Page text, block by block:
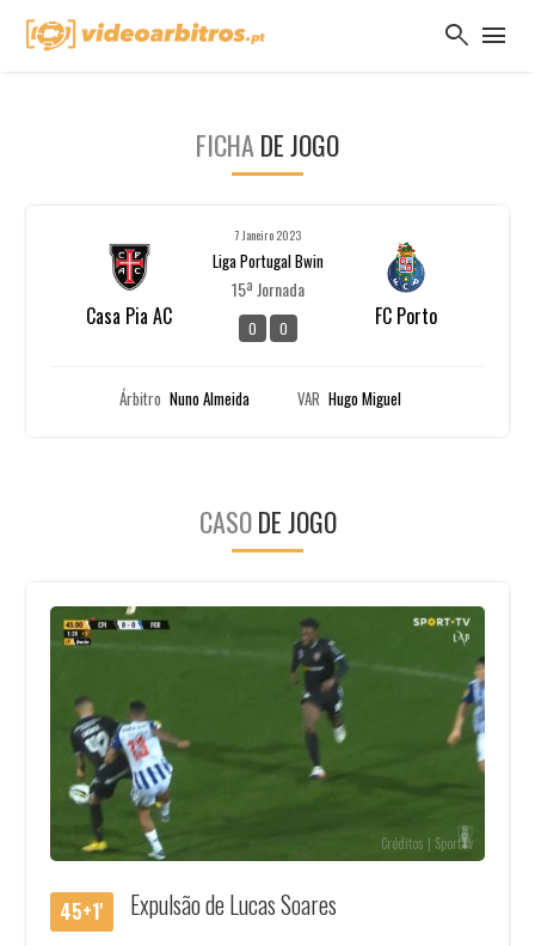
search menu
FICHA DE JOGO
Casa Pia AC
7 Janeiro 2023
Liga Portugal Bwin
15ª Jornada
0 0 FC Porto
Árbitro Nuno Almeida VAR Hugo Miguel
CASODE JOGO
Créditos | SportTv
45+1' Expulsão de Lucas Soares